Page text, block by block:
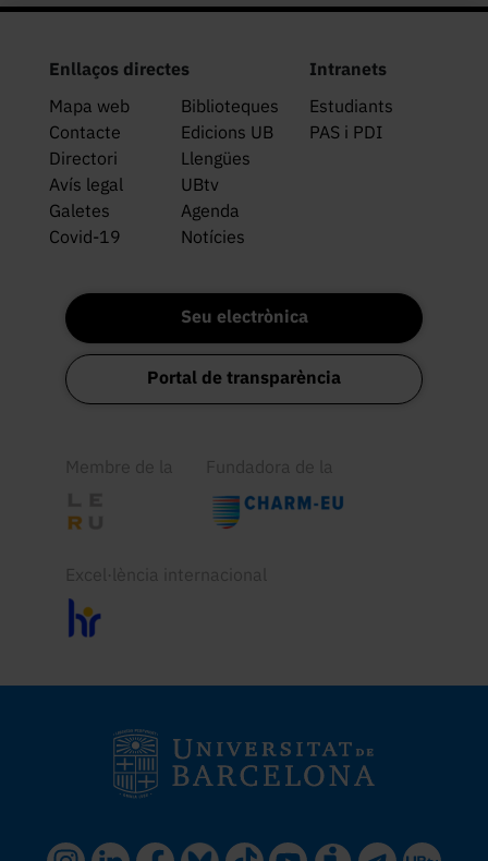
Enllaços directes
Mapa web
Biblioteques
Contacte
Edicions UB
Directori
Llengües
Avís legal
UBtv
Galetes
Agenda
Covid-19
Notícies
Intranets
Estudiants
PAS i PDI
Seu electrònica
Portal de transparència
Membre de la Fundadora de la
Excel·lència internacional